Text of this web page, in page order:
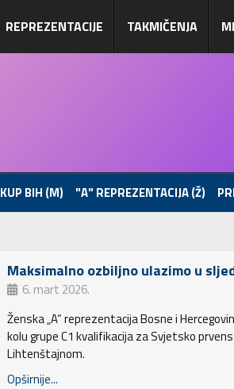
REPREZENTACIJE TAKMIČENJA
KUP BIH (M) "A" REPREZENTACIJA (Ž)
Maksimalno ozbiljno ulazimo u
6. mart 2026.
Ženska „A“ reprezentacija Bosne i
kolu grupe C1 kvalifikacija za Svjetsko
Lihtenštajnom.
Opširnije...